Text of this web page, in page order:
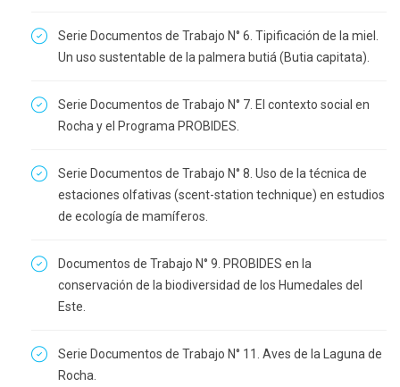
Serie Documentos de Trabajo N° 6. Tipificación de la miel.
Un uso sustentable de la palmera butiá (Butia capitata).
Serie Documentos de Trabajo N° 7. El contexto social en
Rocha y el Programa PROBIDES.
Serie Documentos de Trabajo N° 8. Uso de la técnica de
estaciones olfativas (scent-station technique) en estudios
de ecología de mamíferos.
Documentos de Trabajo N° 9. PROBIDES en la
conservación de la biodiversidad de los Humedales del
Este.
Serie Documentos de Trabajo N° 11. Aves de la Laguna de
Rocha.